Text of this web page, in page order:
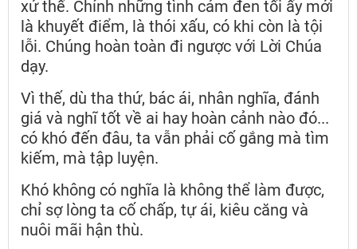
xử thế. Chính những tình cảm đen tối ấy mới
là khuyết điểm, là thói xấu, có khi còn là tội
lỗi. Chúng hoàn toàn đi ngược với Lời Chúa
dạy.
Vì thế, dù tha thứ, bác ái, nhân nghĩa, đánh
giá và nghĩ tốt về ai hay hoàn cảnh nào đó...
có khó đến đâu, ta vẫn phải cố gắng mà tìm
kiếm, mà tập luyện.
Khó không có nghĩa là không thể làm được,
chỉ sợ lòng ta cố chấp, tự ái, kiêu căng và
nuôi mãi hận thù.